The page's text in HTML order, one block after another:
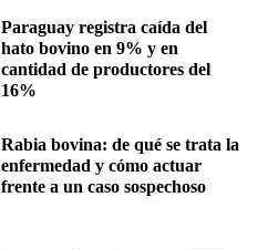
Paraguay registra caída del
hato bovino en 9% y en
cantidad de productores del
Rabia bovina: de qué se trata la
enfermedad y cómo actuar
frente a un caso sospechoso